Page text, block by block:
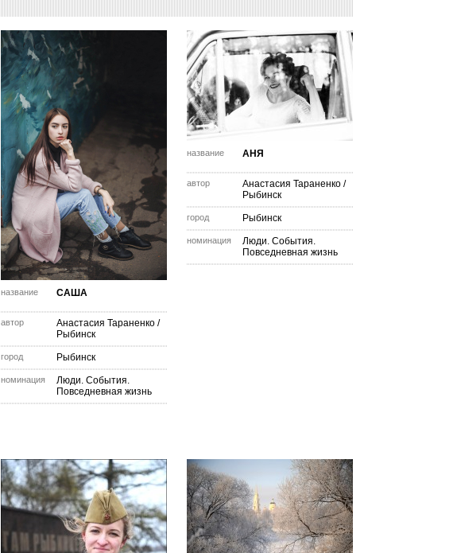
название САША
автор Анастасия Тараненко /
Рыбинск
город Рыбинск
номинация
Люди. События.
Повседневная жизнь
название АНЯ
автор Анастасия Тараненко /
Рыбинск
город Рыбинск
номинация
Люди. События.
Повседневная жизнь